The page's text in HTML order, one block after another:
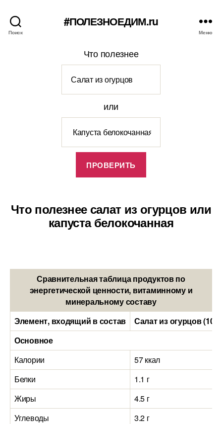
Поиск
#ПОЛЕЗНОЕДИМ.ru
Меню
Что полезнее
или
Что полезнее салат из огурцов или
капуста белокочанная
Сравнительная таблица продуктов по
энергетической ценности, витаминному и
минеральному составу
Элемент, входящий в состав
Салат из огурцов
Основное
Калории
57 ккал
Белки
1.1 г
Жиры
4.5 г
Углеводы
3.2 г